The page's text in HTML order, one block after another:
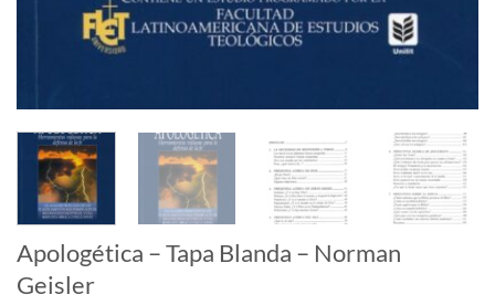
Apologética – Tapa Blanda – Norman
Geisler